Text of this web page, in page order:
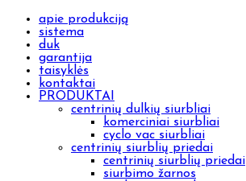
apie produkciją
sistema
duk
garantija
taisyklės
kontaktai
PRODUKTAI
centrinių dulkių siurbliai
komerciniai siurbliai
cyclo vac siurbliai
centrinių siurblių priedai
centrinių siurblių priedai
siurbimo žarnos